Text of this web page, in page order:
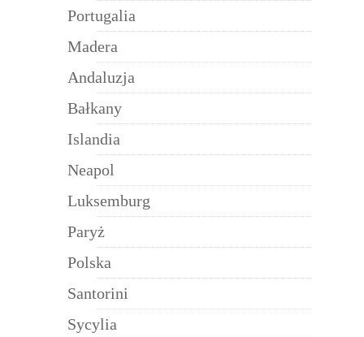
Portugalia
Madera
Andaluzja
Bałkany
Islandia
Neapol
Luksemburg
Paryż
Polska
Santorini
Sycylia